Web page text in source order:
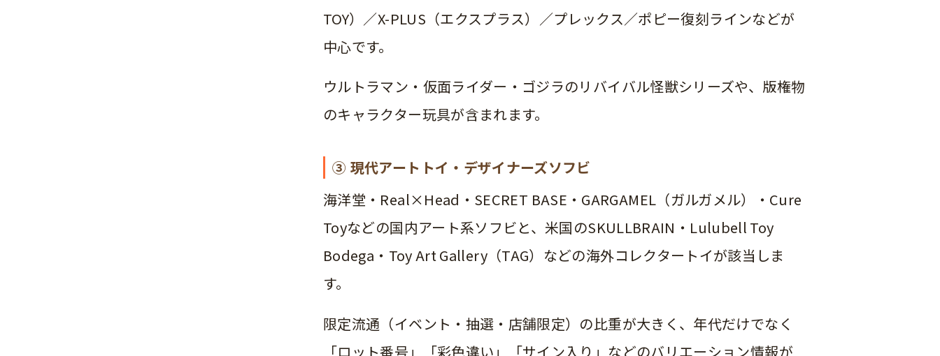
TOY）／X-PLUS（エクスプラス）／プレックス／ポピー復刻ラインなどが
中心です。
ウルトラマン・仮面ライダー・ゴジラのリバイバル怪獣シリーズや、版権物
のキャラクター玩具が含まれます。
③ 現代アートトイ・デザイナーズソフビ
海洋堂・Real×Head・SECRET BASE・GARGAMEL（ガルガメル）・Cure
Toyなどの国内アート系ソフビと、米国のSKULLBRAIN・Lulubell Toy
Bodega・Toy Art Gallery（TAG）などの海外コレクタートイが該当しま
す。
限定流通（イベント・抽選・店舗限定）の比重が大きく、年代だけでなく
「ロット番号」「彩色違い」「サイン入り」などのバリエーション情報が